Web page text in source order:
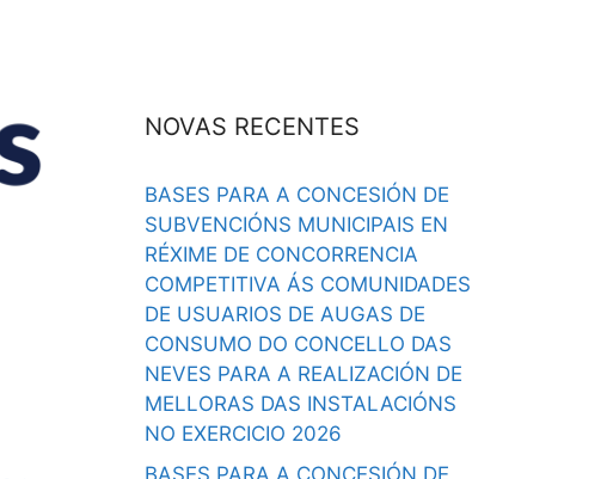
NOVAS RECENTES
BASES PARA A CONCESIÓN DE
SUBVENCIÓNS MUNICIPAIS EN
RÉXIME DE CONCORRENCIA
COMPETITIVA ÁS COMUNIDADES
DE USUARIOS DE AUGAS DE
CONSUMO DO CONCELLO DAS
NEVES PARA A REALIZACIÓN DE
MELLORAS DAS INSTALACIÓNS
NO EXERCICIO 2026
BASES PARA A CONCESIÓN DE